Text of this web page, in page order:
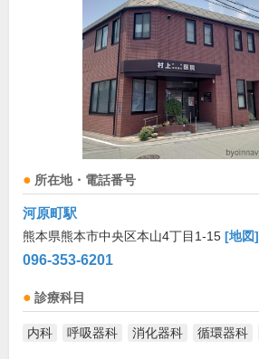
所在地・電話番号
河原町駅
熊本県熊本市中央区本山4丁目1-15 [地図]
096-353-6201
診療科目
内科 呼吸器科 消化器科 循環器科